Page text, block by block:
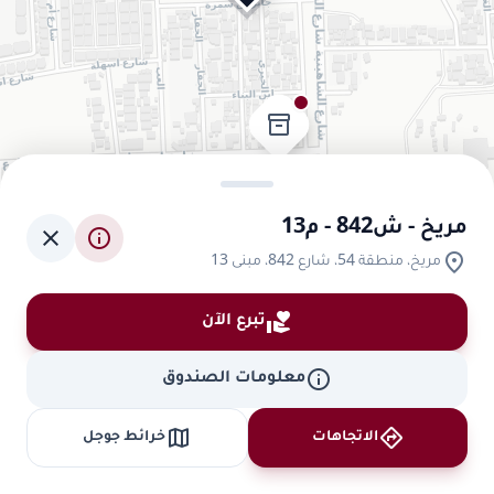
inventory_2
inventory_2
مريخ - ش842 - م13
location_on مريخ، منطقة 54، شارع 842، مبنى 13
info
close
volunteer_activismتبرع الآن
infoمعلومات الصندوق
directions الاتجاهات map خرائط جوجل